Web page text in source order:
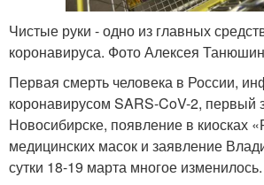
Чистые руки - одно из главных
коронавируса. Фото Алексея
Первая смерть человека в России,
коронавирусом SARS-CoV-2, первый
Новосибирске, появление в киосках
медицинских масок и заявление
сутки 18-19 марта многое изменилось.